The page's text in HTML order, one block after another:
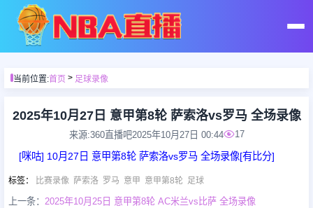
首页
足球直播
篮球直播
当前位置:首页> 足球录像
2025年10月27日 意甲第8轮 萨索洛vs罗马 全场录像
来源:360直播吧2025年10月27日 00:44 17
[咪咕] 10月27日 意甲第8轮 萨索洛vs罗马 全场录像[有比分]
标签： 比赛录像 萨索洛 罗马 意甲 意甲第8轮 足球
上一条： 2025年10月25日 意甲第8轮 AC米兰vs比萨 全场录像